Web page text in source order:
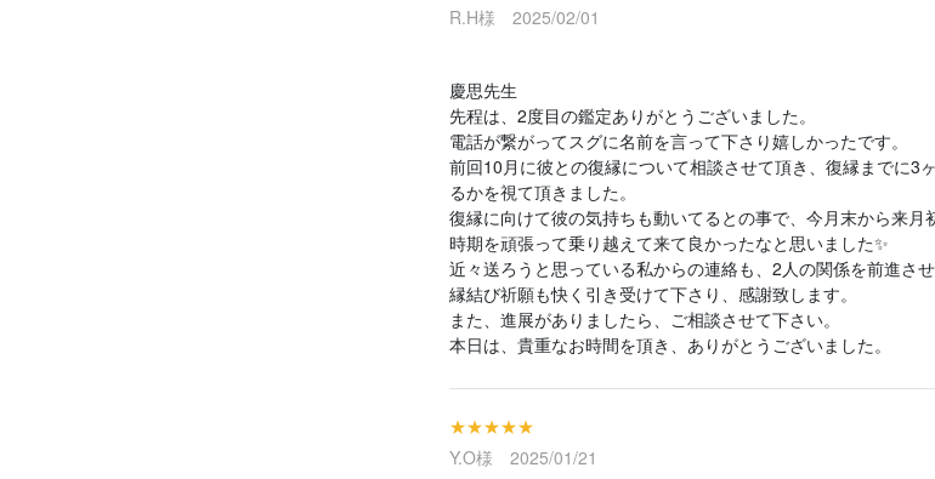
R.H様 2025/02/01
慶思先生
先程は、2度目の鑑定ありがとうございました。
電話が繋がってスグに名前を言って下さり嬉しかったです。
前回10月に彼との復縁について相談させて頂き、復縁までに
るかを視て頂きました。
復縁に向けて彼の気持ちも動いてるとの事で、今月末から来
時期を頑張って乗り越えて来て良かったなと思いました✨
近々送ろうと思っている私からの連絡も、2人の関係を前進さ
縁結び祈願も快く引き受けて下さり、感謝致します。
また、進展がありましたら、ご相談させて下さい。
本日は、貴重なお時間を頂き、ありがとうございました。
★★★★★
Y.O様 2025/01/21